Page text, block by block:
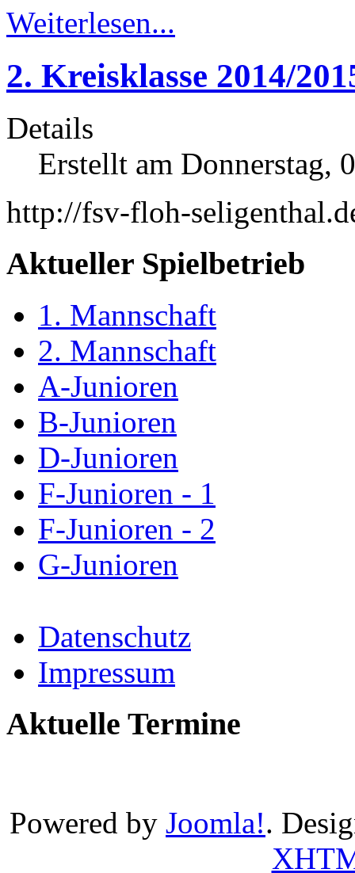
Weiterlesen...
2. Kreisklasse 2014/
Details
Erstellt am Donnerstag,
http://fsv-floh-
Aktueller Spielbetrieb
1. Mannschaft
2. Mannschaft
A-Junioren
B-Junioren
D-Junioren
F-Junioren - 1
F-Junioren - 2
G-Junioren
Datenschutz
Impressum
Aktuelle Termine
Powered by Joomla!.